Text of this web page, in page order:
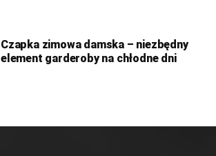
Czapka zimowa damska – niezbędny
element garderoby na chłodne dni